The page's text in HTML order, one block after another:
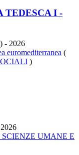
TEDESCA I -
- 2026
euromediterranea (
)
UMANE E